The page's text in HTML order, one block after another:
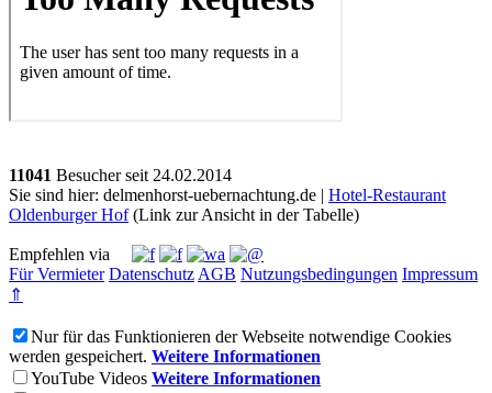
11041 Besucher seit 24.02.2014
Sie sind hier: delmenhorst-uebernachtung.de | Hotel-Restaurant
Oldenburger Hof(Link zur Ansicht in der Tabelle)
Empfehlen via
Für Vermieter Datenschutz AGB Nutzungsbedingungen Impressum
⇑
Nur für das Funktionieren der Webseite notwendige Cookies
werden gespeichert. Weitere Informationen
YouTube Videos Weitere Informationen